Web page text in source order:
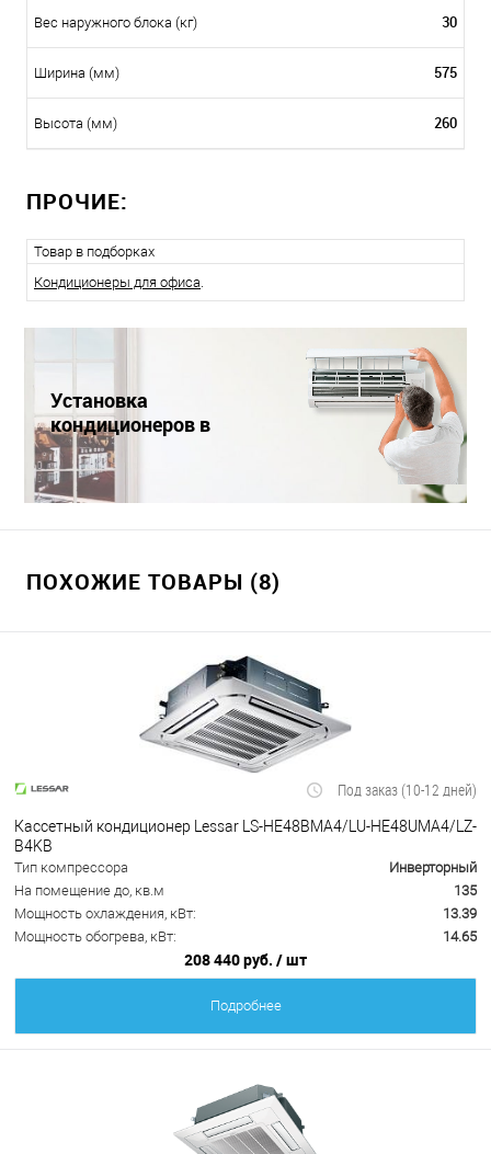
Вес наружного блока (кг) 30
Ширина (мм) 575
Высота (мм) 260
ПРОЧИЕ:
Товар в подборках
Кондиционеры для офиса.
Установка
кондиционеров в
Краснодаре
ПОХОЖИЕ ТОВАРЫ (8)
Под заказ (10-12 дней)
Кассетный кондиционер Lessar LS-HE48BMA4/LU-HE48UMA4/LZ-
B4KB
Тип компрессора
Инверторный
На помещение до, кв.м
135
Мощность охлаждения, кВт:
13.39
Мощность обогрева, кВт:
14.65
208 440 руб. / шт
Подробнее